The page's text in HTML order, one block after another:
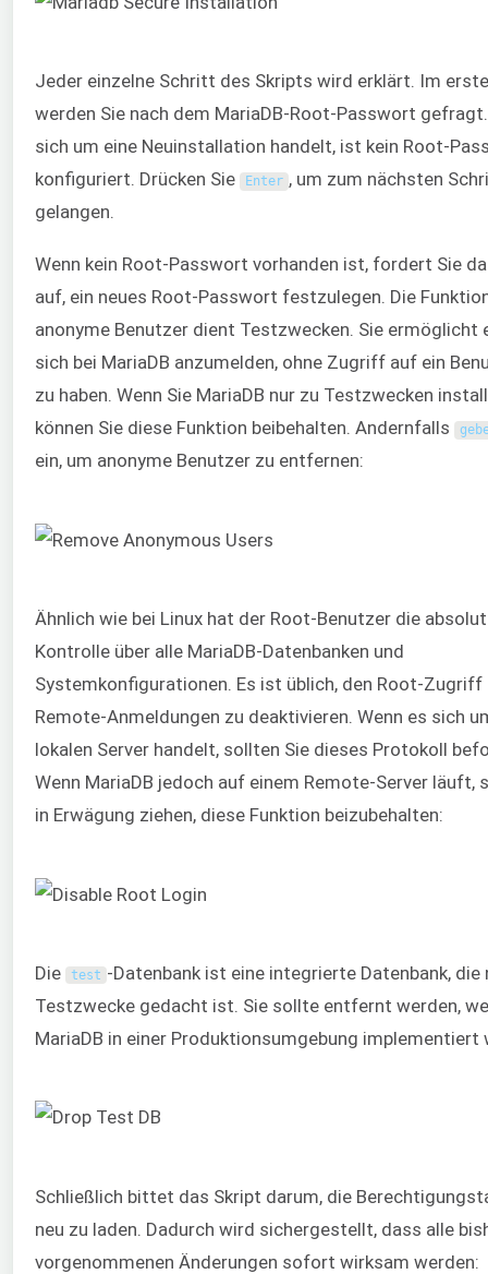
Jeder einzelne Schritt des Skripts wird erklärt. Im
werden Sie nach dem MariaDB-Root-Passwort
sich um eine Neuinstallation handelt, ist kein Root-
konfiguriert. Drücken Sie
Enter , um zum nächsten
gelangen.
Wenn kein Root-Passwort vorhanden ist, fordert Sie
auf, ein neues Root-Passwort festzulegen. Die
anonyme Benutzer dient Testzwecken. Sie ermöglicht
sich bei MariaDB anzumelden, ohne Zugriff auf ein
zu haben. Wenn Sie MariaDB nur zu Testzwecken
können Sie diese Funktion beibehalten. Andernfalls
ein, um anonyme Benutzer zu entfernen:
Ähnlich wie bei Linux hat der Root-Benutzer die
Kontrolle über alle MariaDB-Datenbanken und
Systemkonfigurationen. Es ist üblich, den Root-Zugriff
Remote-Anmeldungen zu deaktivieren. Wenn es sich
lokalen Server handelt, sollten Sie dieses Protokoll
Wenn MariaDB jedoch auf einem Remote-Server läuft,
in Erwägung ziehen, diese Funktion beizubehalten:
Die test -Datenbank ist eine integrierte Datenbank, die
Testzwecke gedacht ist. Sie sollte entfernt werden,
MariaDB in einer Produktionsumgebung implementiert
Schließlich bittet das Skript darum, die
neu zu laden. Dadurch wird sichergestellt, dass alle
vorgenommenen Änderungen sofort wirksam werden: